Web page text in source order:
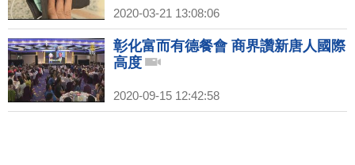
2020-03-21 13:08:06
彰化富而有德餐會 商界讚新唐人國際
高度
2020-09-15 12:42:58